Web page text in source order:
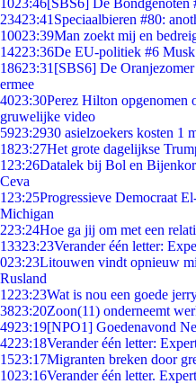
1023:46[SBS6] De Bondgenoten
23423:41 Speciaalbieren #80:
10023:39Man zoekt mij en
14223:36De EU-politiek #6 Musk
18623:31 [SBS6] De
ermee
4023:30Perez Hilton opgenomen
gruwelijke video
5923:2930 asielzoekers kosten 1
1823:27Het grote dagelijkse
1 23:26Datalek bij Bol en
Ceva
1 23:25Progressieve Democraat
Michigan
223:24Hoe ga jij om met een
13323:23Verander één letter:
023:23Litouwen vindt opnieuw
Rusland
1223:23Wat is nou een goede
3823:20Zoon(11) onderneemt
4923:19[NPO1] Goedenavond
4223:18Verander één letter:
1523:17Migranten breken door
1023:16Verander één letter.